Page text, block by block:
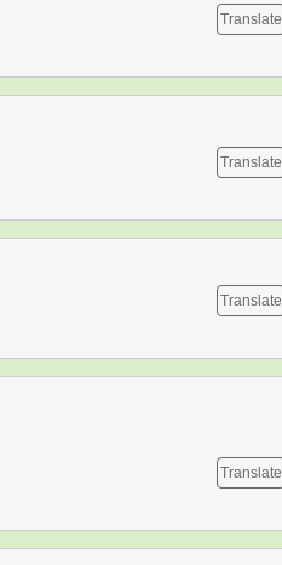
Translate
Translate
Translate
Translate